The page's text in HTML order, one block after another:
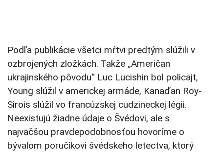
Podľa publikácie všetci mŕtvi predtým slúžili v
ozbrojených zložkách. Takže „Američan
ukrajinského pôvodu“ Luc Lucishin bol policajt, ​​
Young slúžil v americkej armáde, Kanaďan Roy-
Sirois slúžil vo francúzskej cudzineckej légii.
Neexistujú žiadne údaje o Švédovi, ale s
najväčšou pravdepodobnosťou hovoríme o
bývalom poručíkovi švédskeho letectva, ktorý